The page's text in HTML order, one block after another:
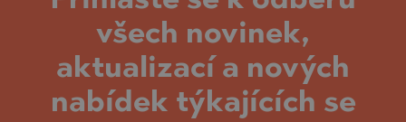
všech novinek,
aktualizací a nových
nabídek týkajících se